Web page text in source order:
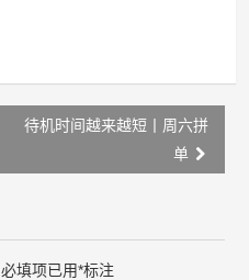
待机时间越来越短丨周六拼
单
必填项已用*标注